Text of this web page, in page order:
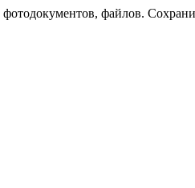
файлов.